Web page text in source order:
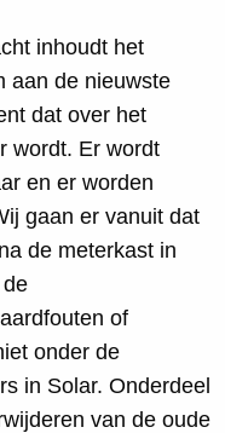
inhoudt het
aan de nieuwste
dat over het
wordt. Er wordt
en er worden
gaan er vanuit dat
de meterkast in
of
onder de
in Solar. Onderdeel
van de oude